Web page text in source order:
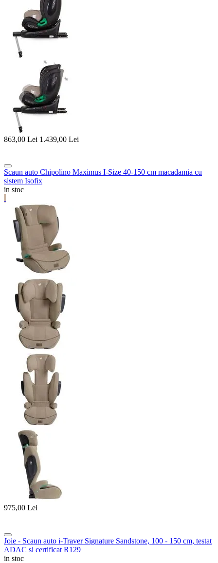
863,00 Lei 1.439,00 Lei
Scaun auto Chipolino Maximus I-Size 40-150 cm macadamia cu
sistem Isofix
in stoc
975,00 Lei
Joie - Scaun auto i-Traver Signature Sandstone, 100 - 150 cm, testat
ADAC si certificat R129
in stoc